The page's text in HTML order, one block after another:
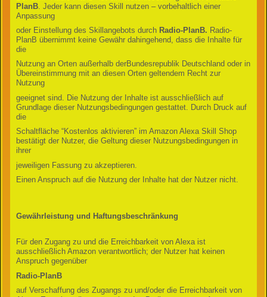
PlanB. Jeder kann diesen Skill nutzen – vorbehaltlich einer
Anpassung
oder Einstellung des Skillangebots durch Radio-PlanB. Radio-
PlanB übernimmt keine Gewähr dahingehend, dass die Inhalte für
die
Nutzung an Orten außerhalb derBundesrepublik Deutschland oder in
Übereinstimmung mit an diesen Orten geltendem Recht zur
Nutzung
geeignet sind. Die Nutzung der Inhalte ist ausschließlich auf
Grundlage dieser Nutzungsbedingungen gestattet. Durch Druck auf
die
Schaltfläche “Kostenlos aktivieren” im Amazon Alexa Skill Shop
bestätigt der Nutzer, die Geltung dieser Nutzungsbedingungen in
ihrer
jeweiligen Fassung zu akzeptieren.
Einen Anspruch auf die Nutzung der Inhalte hat der Nutzer nicht.
Gewährleistung und Haftungsbeschränkung
Für den Zugang zu und die Erreichbarkeit von Alexa ist
ausschließlich Amazon verantwortlich; der Nutzer hat keinen
Anspruch gegenüber
Radio-PlanB
auf Verschaffung des Zugangs zu und/oder die Erreichbarkeit von